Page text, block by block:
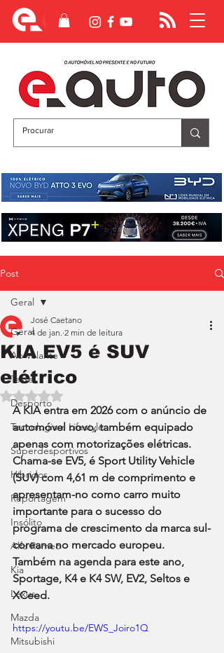
Post
Geral
Ao Volante
Teste
Desporto
Tecnologia e Lifestyle
Superdesportivos
Híbridos
Reportagem
Insólito
Alfa Romeo
Kia
Lexus
Mazda
Mitsubishi
Geral
KIA EV5 é SUV
elétrico
José Caetano
4 de jan. 2 min de leitura
Avaliado com NaN de 5 estrelas.
A KIA entra em 2026 com o anúncio de
automóvel novo, também equipado
apenas com motorizações elétricas.
Chama-se EV5, é Sport Utility Vehicle
(SUV) com 4,61 m de comprimento e
apresentam-no como carro muito
importante para o sucesso do
programa de crescimento da marca sul-
coreana no mercado europeu.
Também na agenda para este ano,
Sportage, K4 e K4 SW, EV2, Seltos e
XCeed.
https://youtu.be/EWS_Joiro1Q